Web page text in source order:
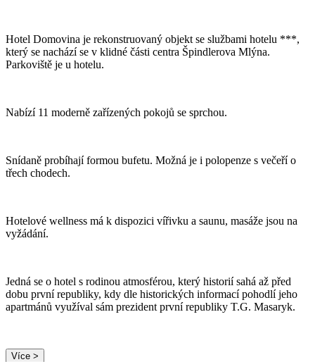
Hotel Domovina je rekonstruovaný objekt se službami hotelu ***,
který se nachází se v klidné části centra Špindlerova Mlýna.
Parkoviště je u hotelu.
Nabízí 11 moderně zařízených pokojů se sprchou.
Snídaně probíhají formou bufetu. Možná je i polopenze s večeří o
třech chodech.
Hotelové wellness má k dispozici vířivku a saunu, masáže jsou na
vyžádání.
Jedná se o hotel s rodinou atmosférou, který historií sahá až před
dobu první republiky, kdy dle historických informací pohodlí jeho
apartmánů využíval sám prezident první republiky T.G. Masaryk.
Více >